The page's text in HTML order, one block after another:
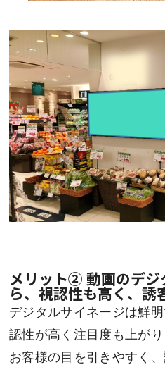
メリット② 動画のデジ
ら、視認性も高く、誘
デジタルサイネージは鮮
認性が高く注目度も上が
お客様の目を引きやすく